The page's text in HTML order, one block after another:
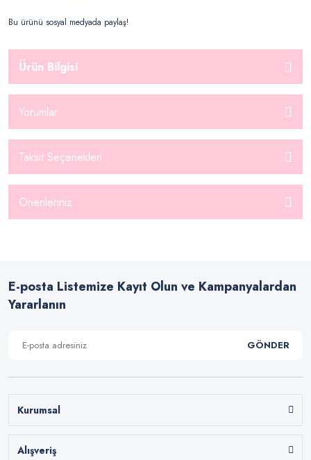
Bu ürünü sosyal medyada paylaş!
Ürün Bilgisi
Yorumlar
Taksit Seçenekleri
Önerileriniz
E-posta Listemize Kayıt Olun ve Kampanyalardan
Yararlanın
GÖNDER
Kurumsal
Alışveriş